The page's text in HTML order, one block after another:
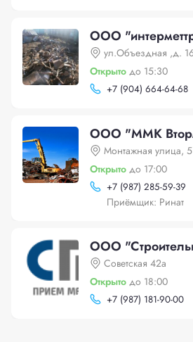
ООО
ул.Объездная ,д.
Открыто до 15:30
+7 (904) 664-64-68
ООО "ММК
Монтажная улица, 5
Открыто до 17:00
+7 (987) 285-59-39
Приёмщик: Ринат
ООО
Советская 42а
Открыто до 18:00
+7 (987) 181-90-00